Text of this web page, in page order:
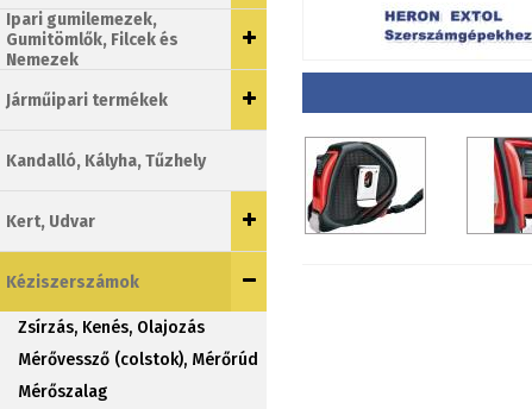
Ipari gumilemezek,
Gumitömlők, Filcek és
Nemezek
Járműipari termékek
Kandalló, Kályha, Tűzhely
Kert, Udvar
Kéziszerszámok
Zsírzás, Kenés, Olajozás
Mérővessző (colstok), Mérőrúd
Mérőszalag